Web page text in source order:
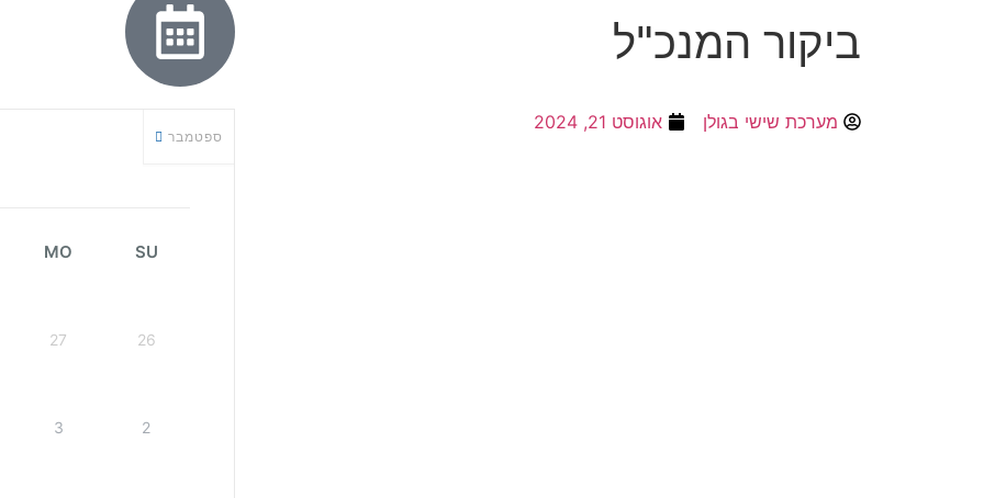
ביקור המנכ"ל
מערכת שישי בגולן אוגוסט 21, 2024
ספטמבר
SU
MO
26
27
2
3